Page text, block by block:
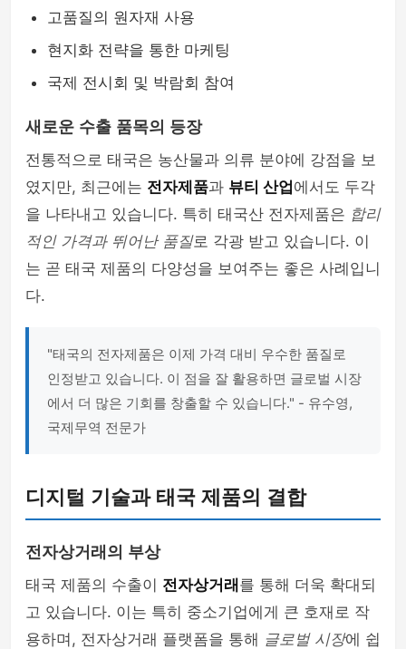
고품질의 원자재 사용
현지화 전략을 통한 마케팅
국제 전시회 및 박람회 참여
새로운 수출 품목의 등장
전통적으로 태국은 농산물과 의류 분야에 강점을 보
였지만, 최근에는 전자제품과 뷰티 산업 에서도 두각
을 나타내고 있습니다. 특히 태국산 전자제품은 합리
적인 가격과 뛰어난 품질로 각광 받고 있습니다. 이
는 곧 태국 제품의 다양성을 보여주는 좋은 사례입니
다.
"태국의 전자제품은 이제 가격 대비 우수한 품질로
인정받고 있습니다. 이 점을 잘 활용하면 글로벌 시장
에서 더 많은 기회를 창출할 수 있습니다." - 유수영,
국제무역 전문가
디지털 기술과 태국 제품의 결합
전자상거래의 부상
태국 제품의 수출이 전자상거래 를 통해 더욱 확대되
고 있습니다. 이는 특히 중소기업에게 큰 호재로 작
용하며, 전자상거래 플랫폼을 통해 글로벌 시장에 쉽